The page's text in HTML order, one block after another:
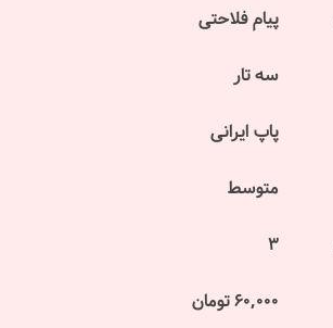
پیام فلاحتی
سه تار
پاپ ایرانی
متوسط
3
60,000 تومان